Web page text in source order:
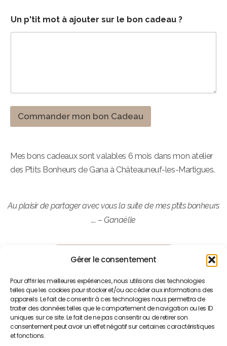
Gérer le consentement
Pour offrir les meilleures expériences, nous utilisons des technologies
telles que les cookies pour stocker et/ou accéder aux informations des
appareils. Le fait de consentir à ces technologies nous permettra de
traiter des données telles que le comportement de navigation ou les ID
uniques sur ce site. Le fait de ne pas consentir ou de retirer son
consentement peut avoir un effet négatif sur certaines caractéristiques
et fonctions.
Un p'tit mot à ajouter sur le bon cadeau ?
Commander mon bon Cadeau
Mes bons cadeaux sont valables 6 mois dans mon atelier
des P’tits Bonheurs de Gana à Châteauneuf-les-Martigues.
Au plaisir de partager avec vous la suite de mes p’tits bonheurs
…. – Ganaëlle
DÉCOUVRIR MES CRÉATIONS
Contactez-moi
06.60.04.34.48
Suivez-moi